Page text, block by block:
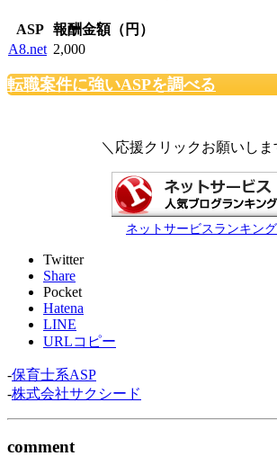
ASP
報酬金額（円）
A8.net 2,000
転職案件に強いASPを調べる
＼応援クリックお願いしま
ネットサービスランキング
Twitter
Share
Pocket
Hatena
LINE
URLコピー
-保育士系ASP
-株式会社サクシード
comment